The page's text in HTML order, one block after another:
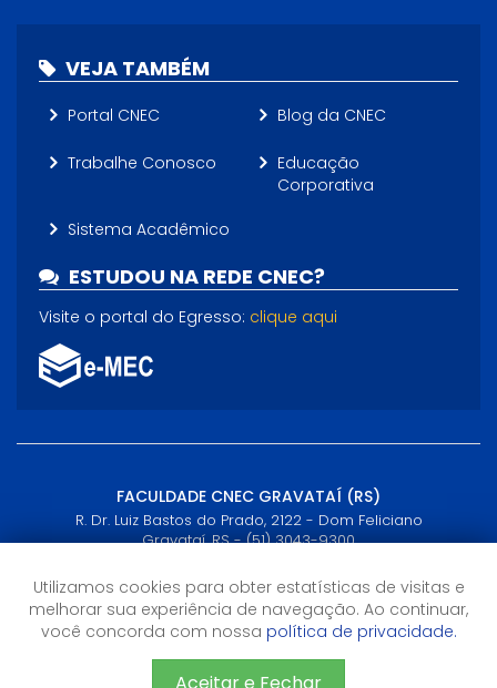
VEJA TAMBÉM
Portal CNEC Blog da CNEC
Trabalhe Conosco
Educação
Corporativa
Sistema Acadêmico
ESTUDOU NA REDE CNEC?
Visite o portal do Egresso: clique aqui
FACULDADE CNEC GRAVATAÍ (RS)
R. Dr. Luiz Bastos do Prado, 2122 - Dom Feliciano
Gravataí, RS - (51) 3043-9300
Horário de Atendimento
8h às 18h
Agende seu atendimento pelo WhatsApp (51)3043-9300
Utilizamos cookies para obter estatísticas de visitas e
melhorar sua experiência de navegação. Ao continuar,
você concorda com nossa política de privacidade.